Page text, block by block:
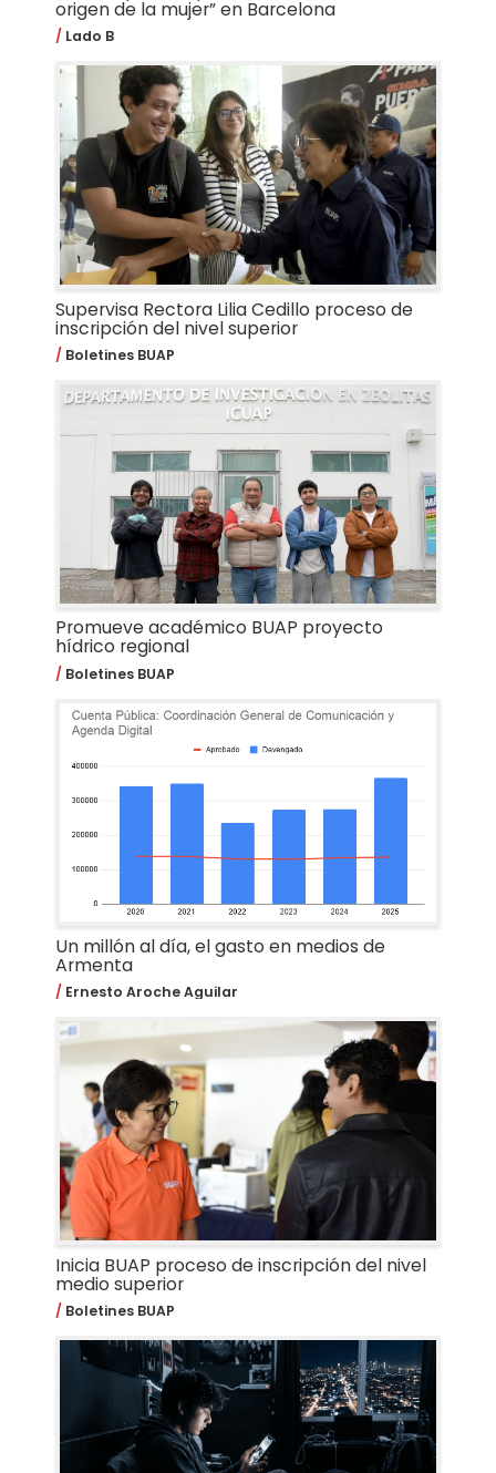
origen de la mujer” en Barcelona
Lado B
Supervisa Rectora Lilia Cedillo proceso de
inscripción del nivel superior
Boletines BUAP
Promueve académico BUAP proyecto
hídrico regional
Boletines BUAP
Un millón al día, el gasto en medios de
Armenta
Ernesto Aroche Aguilar
Inicia BUAP proceso de inscripción del nivel
medio superior
Boletines BUAP